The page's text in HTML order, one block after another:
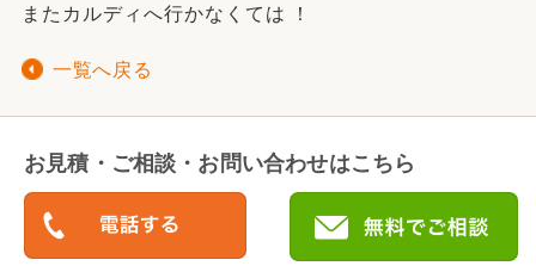
またカルディへ行かなくては ！
一覧へ戻る
お見積・ご相談・お問い合わせはこちら